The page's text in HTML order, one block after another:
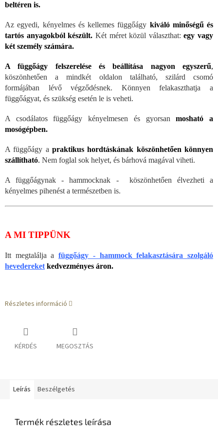
beltéren is.
Az egyedi, kényelmes és kellemes függőágy kiváló minőségű és
tartós anyagokból készült. Két méret közül választhat:egy vagy
két személy számára.
A függőágy felszerelése és beállítása nagyon egyszerű,
köszönhetően a mindkét oldalon található, szilárd csomó
formájában lévő végződésnek. Könnyen felakaszthatja a
függőágyat, és szükség esetén le is veheti.
A csodálatos függőágy kényelmesen és gyorsanmosható a
mosógépben.
A függőágy a praktikus hordtáskának köszönhetően könnyen
szállítható. Nem foglal sok helyet, és bárhová magával viheti.
A függőágynak - hammocknak - köszönhetően élvezheti a
kényelmes pihenést a természetben is.
A MI TIPPÜNK
Itt megtalálja afüggőágy - hammock felakasztására szolgáló
hevedereket kedvezményes áron.
Részletes információ
KÉRDÉS MEGOSZTÁS
Leírás Beszélgetés
Termék részletes leírása